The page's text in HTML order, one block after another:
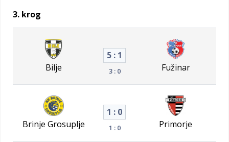
3. krog
Bilje
5 : 1
3 : 0 Fužinar
Brinje Grosuplje
1 : 0
1 : 0 Primorje